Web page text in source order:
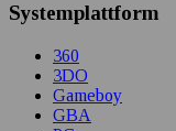
Systemplattform
360
3DO
Gameboy
GBA